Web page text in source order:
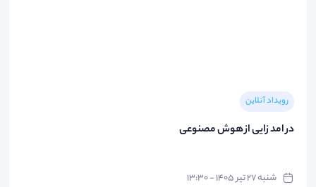
رویداد آنلاین
در امد زایی از هوش مصنوعی
شنبه ۲۷ تیر ۱۴۰۵ - ۱۳:۳۰